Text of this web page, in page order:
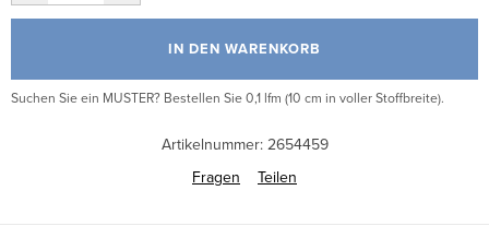
IN DEN WARENKORB
Suchen Sie ein MUSTER? Bestellen Sie 0,1 lfm (10 cm in voller Stoffbreite).
Artikelnummer: 2654459
Fragen
Teilen